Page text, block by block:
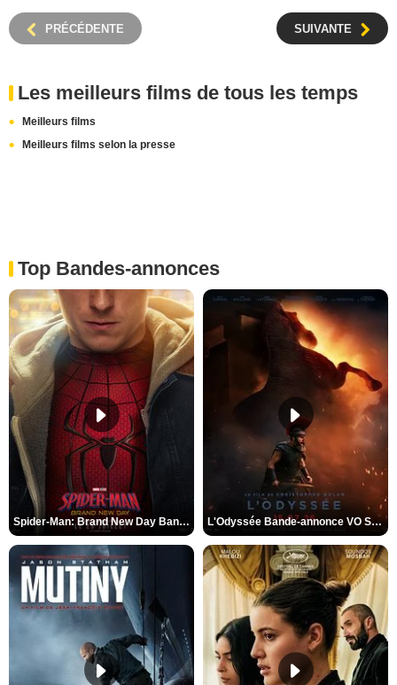
PRÉCÉDENTE SUIVANTE
Les meilleurs films de tous les temps
Meilleurs films
Meilleurs films selon la presse
Top Bandes-annonces
Spider-Man: Brand New Day Bande-annonce VO STFR L'Odyssée Bande-annonce VO STFR